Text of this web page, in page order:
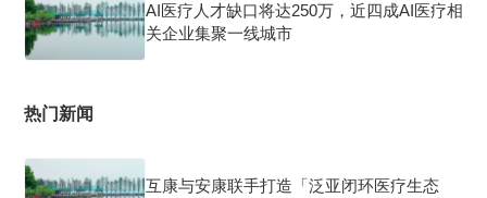
AI医疗人才缺口将达250万，近四成AI医疗相
关企业集聚一线城市
热门新闻
互康与安康联手打造「泛亚闭环医疗生态